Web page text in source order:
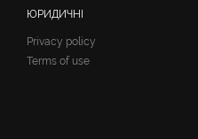
ЮРИДИЧНІ
Privacy policy
Terms of use